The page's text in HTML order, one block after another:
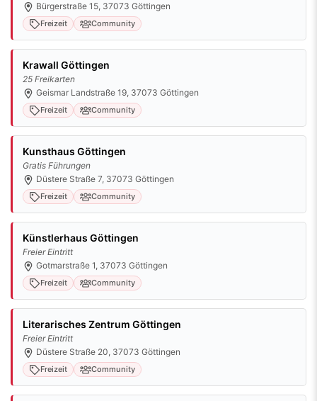
Bürgerstraße 15, 37073 Göttingen
Freizeit Community
Krawall Göttingen
25 Freikarten
Geismar Landstraße 19, 37073 Göttingen
Freizeit Community
Kunsthaus Göttingen
Gratis Führungen
Düstere Straße 7, 37073 Göttingen
Freizeit Community
Künstlerhaus Göttingen
Freier Eintritt
Gotmarstraße 1, 37073 Göttingen
Freizeit Community
Literarisches Zentrum Göttingen
Freier Eintritt
Düstere Straße 20, 37073 Göttingen
Freizeit Community